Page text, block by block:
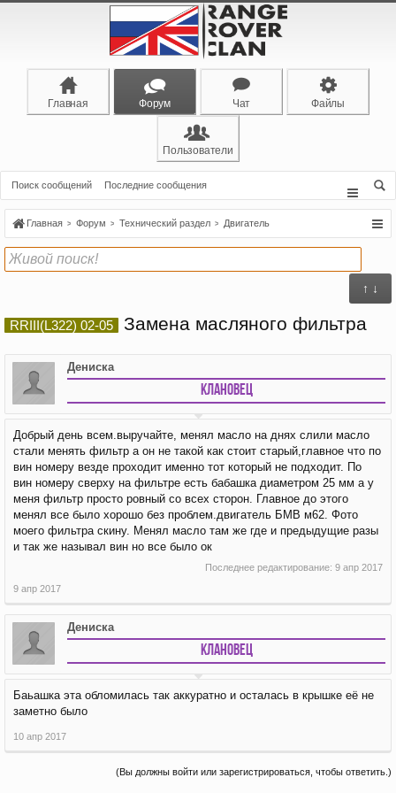
Главная Форум Чат Файлы
Пользователи
Поиск сообщений Последние сообщения
Главная Форум Технический раздел Двигатель
↑ ↓
RRIII(L322) 02-05 Замена масляного фильтра
Дениска
Клановец
Добрый день всем.выручайте, менял масло на днях слили масло
стали менять фильтр а он не такой как стоит старый,главное что по
вин номеру везде проходит именно тот который не подходит. По
вин номеру сверху на фильтре есть бабашка диаметром 25 мм а у
меня фильтр просто ровный со всех сторон. Главное до этого
менял все было хорошо без проблем.двигатель БМВ м62. Фото
моего фильтра скину. Менял масло там же где и предыдущие разы
и так же называл вин но все было ок
Последнее редактирование: 9 апр 2017
9 апр 2017
Дениска
Клановец
Баьашка эта обломилась так аккуратно и осталась в крышке её не
заметно было
10 апр 2017
(Вы должны войти или зарегистрироваться, чтобы ответить.)